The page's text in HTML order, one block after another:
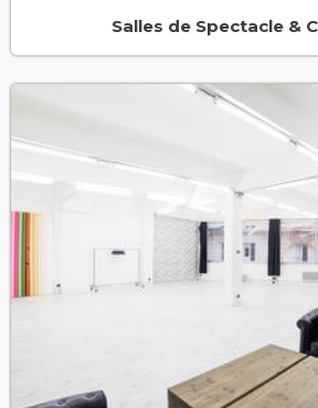
Salles de Spectacle &